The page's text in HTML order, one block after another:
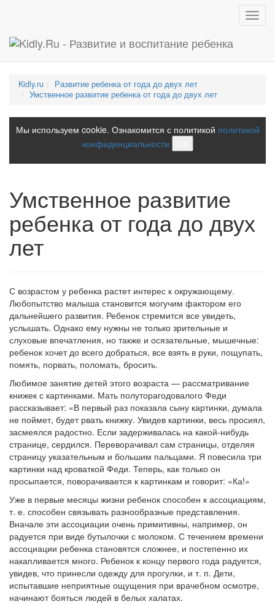
Kidly.ru
Развитие ребенка от года до двух лет
Умственное развитие ребенка от года до двух лет
Мы используем cookie. Ознакомится с политикой политикой
конфиденциальности
Умственное развитие
ребенка от года до двух
лет
С возрастом у ребенка растет интерес к окружающему.
Любопытство малыша становится могучим фактором его
дальнейшего развития. Ребенок стремится все увидеть,
услышать. Однако ему нужны не только зрительные и
слуховые впечатления, но также и осязательные, мышечные:
ребенок хочет до всего добраться, все взять в руки, пощупать,
помять, порвать, поломать, бросить.
Любимое занятие детей этого возраста — рассматривание
книжек с картинками. Мать полуторагодовалого Феди
рассказывает: «В первый раз показала сыну картинки, думала
не поймет, будет рвать книжку. Увидев картинки, весь просиял,
засмеялся радостно. Если задерживалась на какой-нибудь
странице, сердился. Переворачивал сам страницы, отделяя
страницу указательным и большим пальцами. Я повесила три
картинки над кроваткой Феди. Теперь, как только он
просыпается, поворачивается к картинкам и говорит: «Ка!»
Уже в первые месяцы жизни ребенок способен к ассоциациям,
т. е. способен связывать разнообразные представления.
Вначале эти ассоциации очень примитивны, например, он
радуется при виде бутылочки с молоком. С течением времени
ассоциации ребенка становятся сложнее, и постепенно их
накапливается много. Ребенок к концу первого года радуется,
увидев, что принесли одежду для прогулки, и т. п. Дети,
испытавшие неприятные ощущения при врачебном осмотре,
начинают бояться людей в белых халатах.